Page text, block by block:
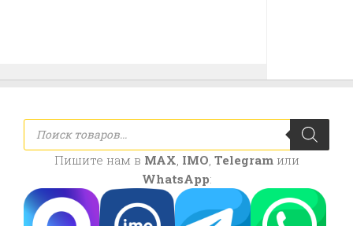
Поиск
товаров
Пишите нам в MAX IMO Telegramили
WhatsApp: